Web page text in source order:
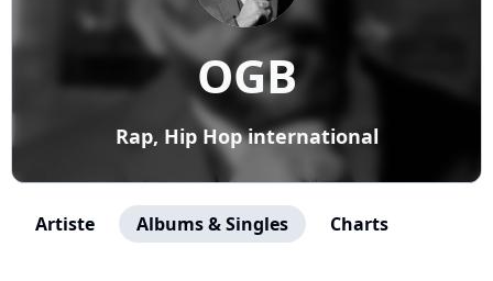
OGB
Rap, Hip Hop international
Artiste Albums & Singles Charts